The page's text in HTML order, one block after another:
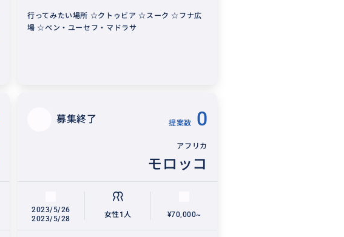
行ってみたい場所 ☆クトゥビア ☆スーク ☆フナ広
場 ☆ペン・ユーセフ・マドラサ
募集終了 提案数 0
アフリカ
モロッコ
2023/5/26
2023/5/28
女性1人 ¥70,000~